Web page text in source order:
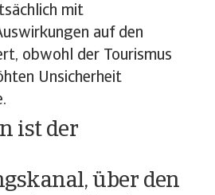
mit
auf den
obwohl der Tourismus
Unsicherheit
ist der
über den